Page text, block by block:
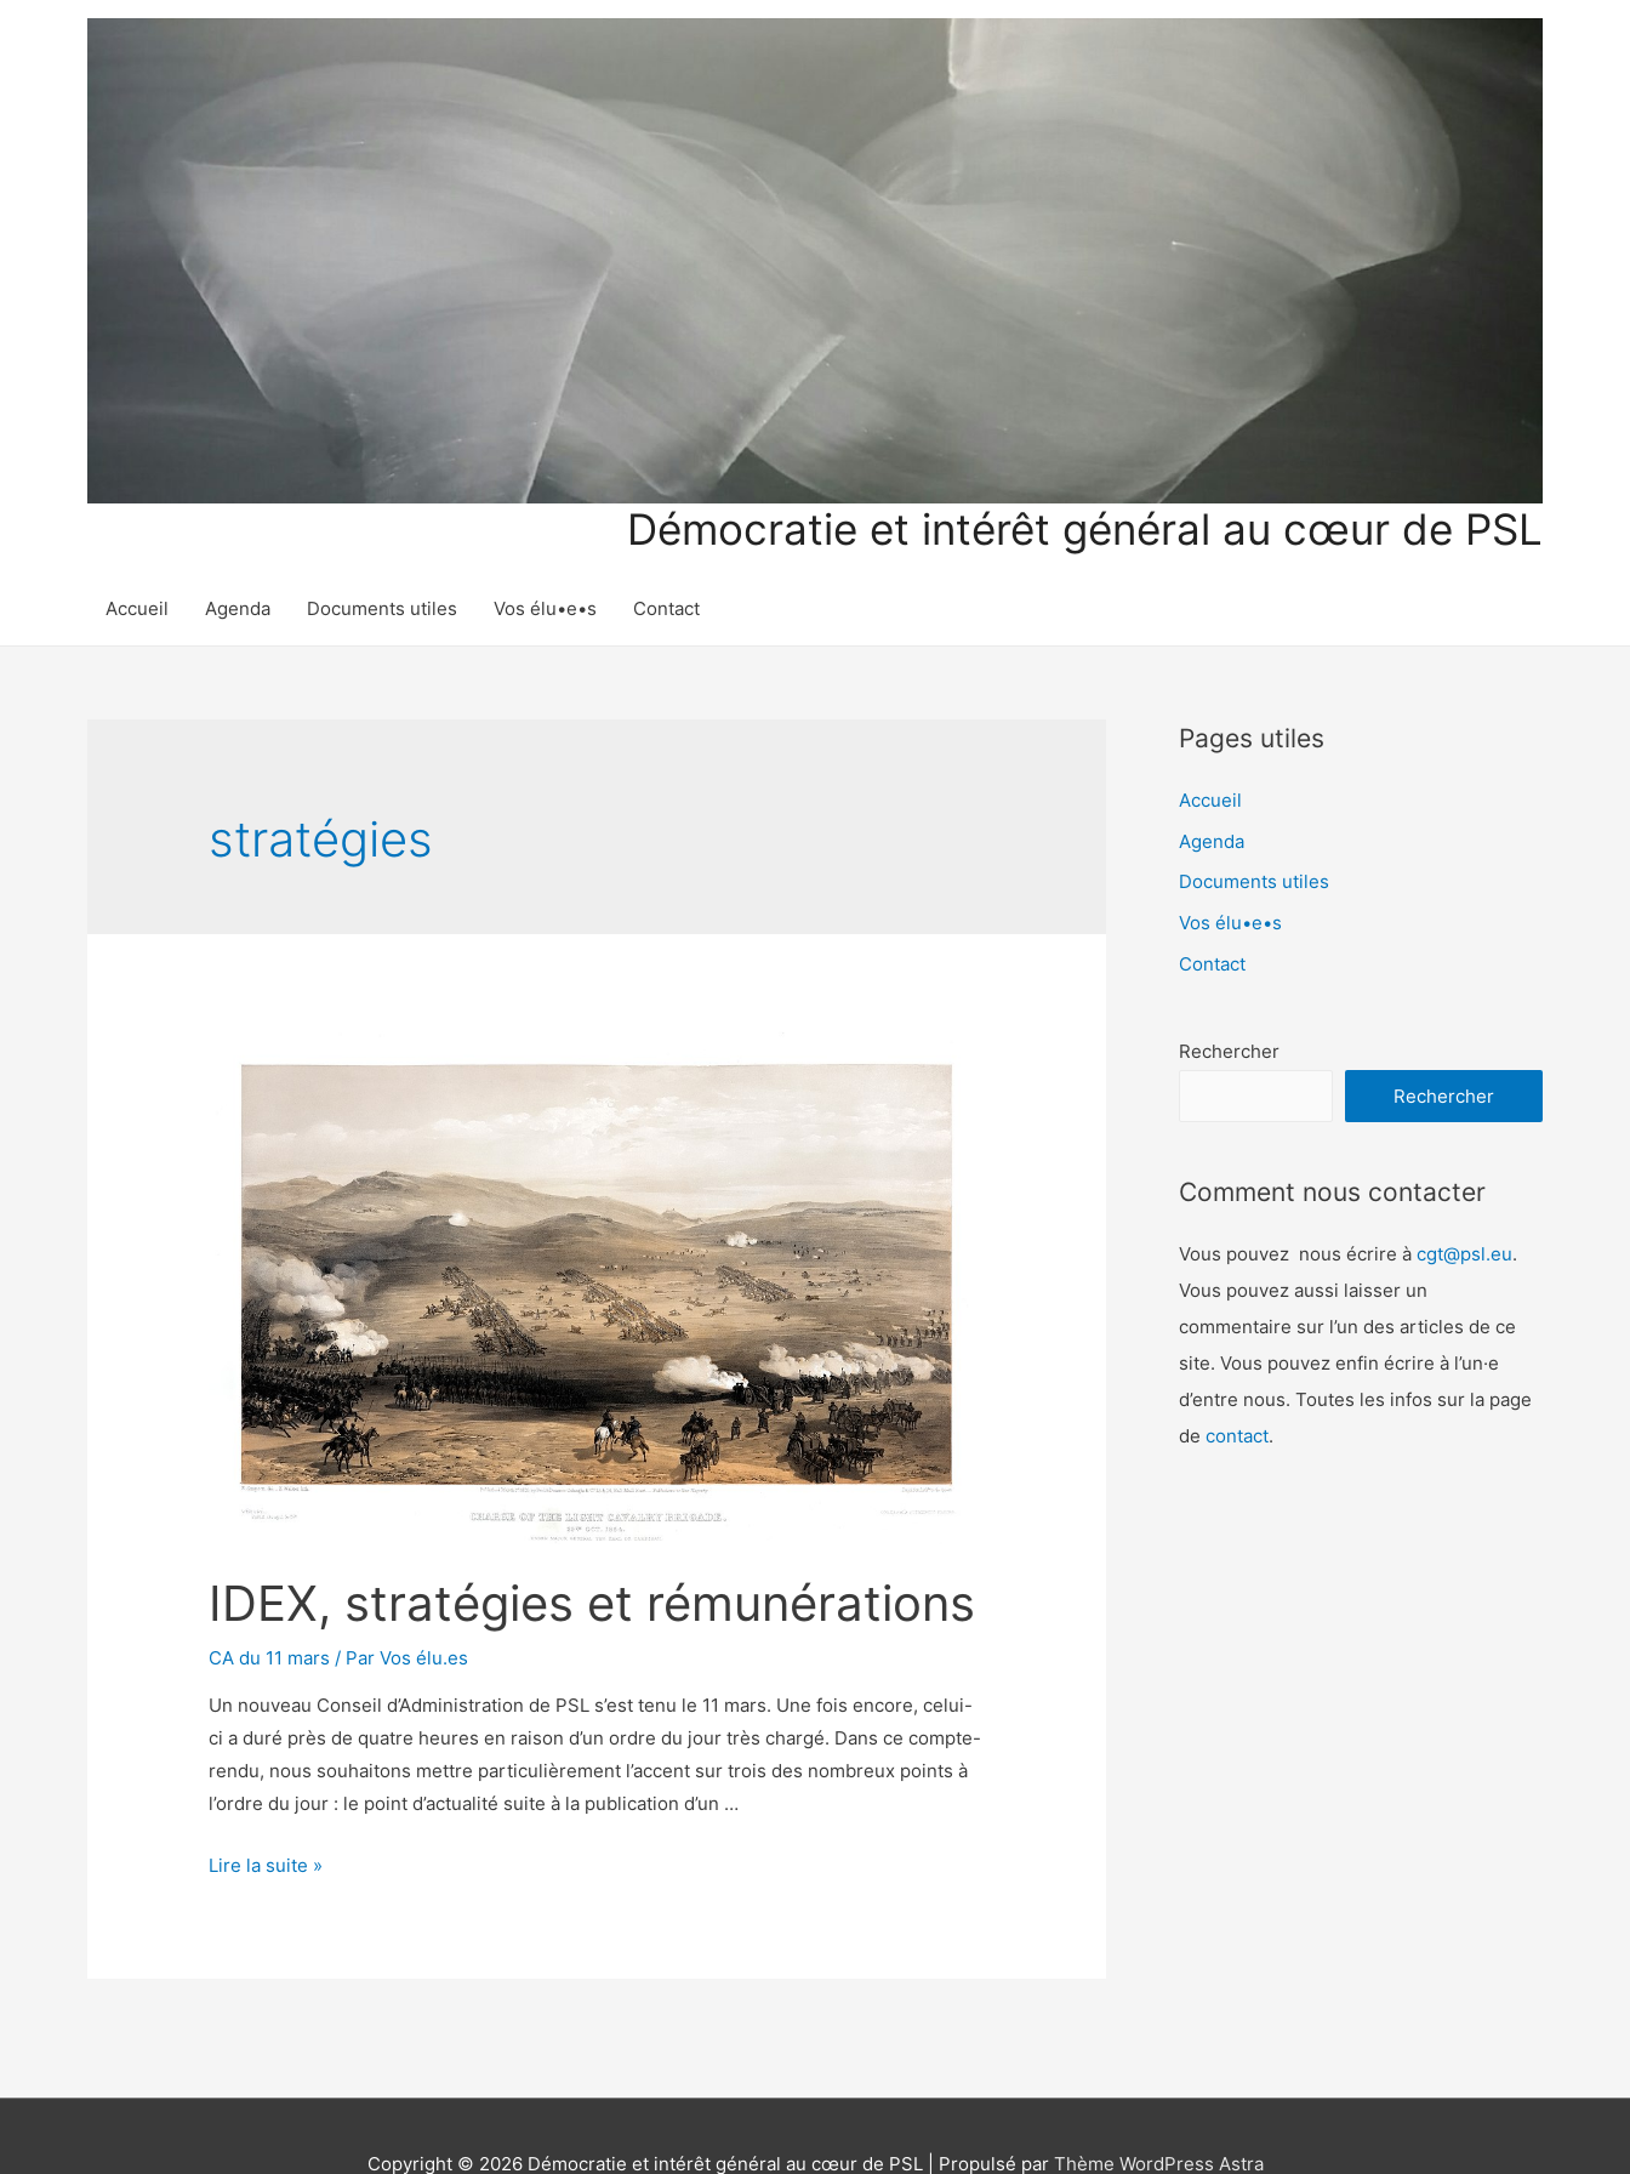
Démocratie et intérêt général au cœur de PSL
Accueil Agenda Documents utiles Vos élu•e•s Contact
stratégies
IDEX, stratégies et rémunérations
CA du 11 mars / ParVos élu.es
Un nouveau Conseil d’Administration de PSL s’est tenu le 11 mars. Une fois encore, celui-
ci a duré près de quatre heures en raison d’un ordre du jour très chargé. Dans ce compte-
rendu, nous souhaitons mettre particulièrement l’accent sur trois des nombreux points à
l’ordre du jour : le point d’actualité suite à la publication d’un …
IDEX,
Lire la suite »
Pages utiles
Accueil
Agenda
Documents utiles
Vos élu•e•s
Contact
Rechercher
Rechercher
Comment nous contacter
Vous pouvez nous écrire à cgt@psl.eu.
Vous pouvez aussi laisser un
commentaire sur l’un des articles de ce
site. Vous pouvez enfin écrire à l’un·e
d’entre nous. Toutes les infos sur la page
de contact.
Copyright © 2026 Démocratie et intérêt général au cœur de PSL | Propulsé par Thème WordPress Astra